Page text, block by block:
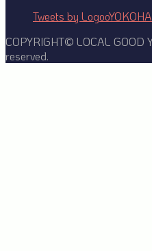
Tweets by
COPYRIGHT© LOCAL GOOD
reserved.